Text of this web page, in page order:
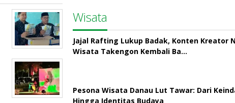
Wisata
Jajal Rafting Lukup Badak, Konten Kreator
Wisata Takengon Kembali Ba…
Pesona Wisata Danau Lut Tawar: Dari
Hingga Identitas Budaya